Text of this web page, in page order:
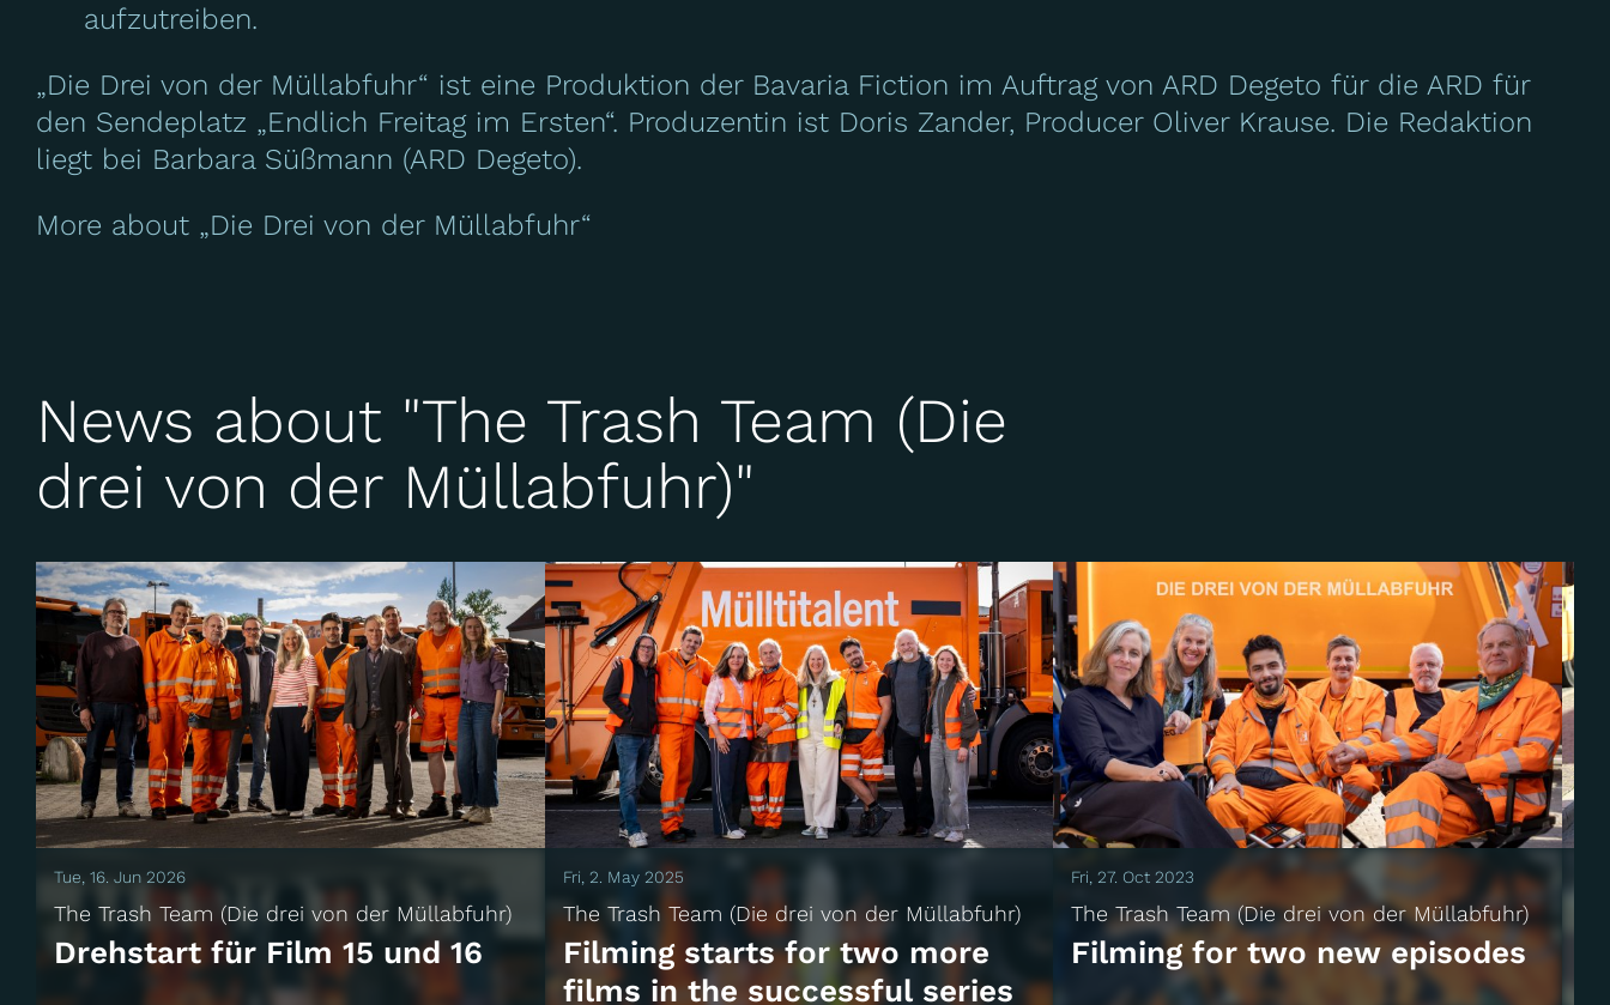
aufzutreiben.
„Die Drei von der Müllabfuhr“ ist eine Produktion der Bavaria Fiction im Auftrag von ARD Degeto für die ARD für
den Sendeplatz „Endlich Freitag im Ersten“. Produzentin ist Doris Zander, Producer Oliver Krause. Die Redaktion
liegt bei Barbara Süßmann (ARD Degeto).
More about „Die Drei von der Müllabfuhr“
News about "The Trash Team (Die
drei von der Müllabfuhr)"
Tue, 16. Jun 2026
The Trash Team (Die drei von der Müllabfuhr)
Drehstart für Film 15 und 16
Fri, 2. May 2025
The Trash Team (Die drei von der Müllabfuhr)
Filming starts for two more
films in the successful series
Fri, 27. Oct 2023
The Trash Team (Die drei von der Müllabfuhr)
Filming for two new episodes